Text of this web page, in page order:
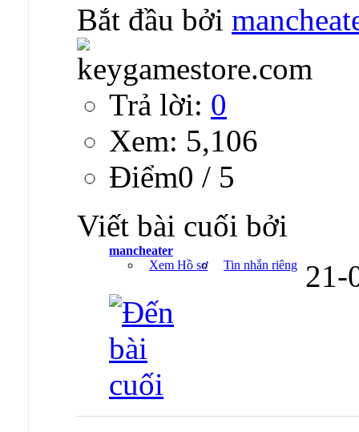
Bắt đầu bởi
Trả lời: 0
Xem: 5,106
Ðiểm0 / 5
Viết bài cuối bởi
mancheater
Xem Hồ sơ
Tin nhắn riêng 21-